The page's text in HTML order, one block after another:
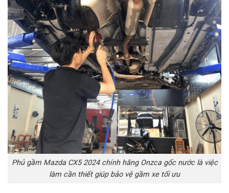
Phủ gầm Mazda CX5 2024 chính hãng Onzca gốc nước là việc
làm cần thiết giúp bảo vệ gầm xe tối ưu